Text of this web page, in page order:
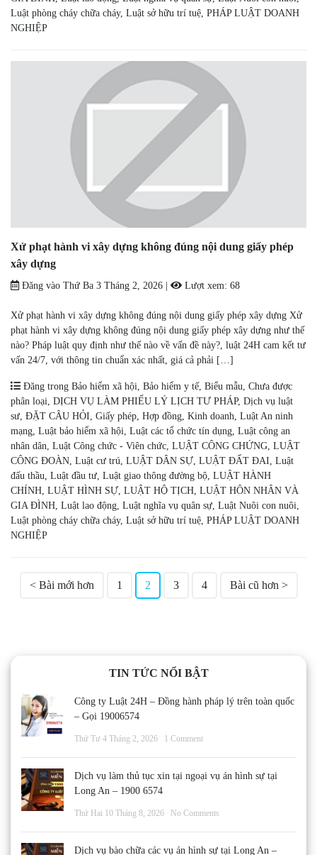
Luật phòng cháy chữa cháy, Luật sở hữu trí tuệ, PHÁP LUẬT DOANH
NGHIỆP
Xử phạt hành vi xây dựng không đúng nội dung giấy phép
xây dựng
Đăng vào Thứ Ba 3 Tháng 2, 2026 Lượt xem: 68
Xử phạt hành vi xây dựng không đúng nội dung giấy phép xây dựng Xử
phạt hành vi xây dựng không đúng nội dung giấy phép xây dựng như thế
nào? Pháp luật quy định như thế nào về vấn đề này?, luật 24H cam kết tư
vấn 24/7, với thông tin chuẩn xác nhất, giá cả phải […]
Đăng trong Bảo hiểm xã hội, Bảo hiểm y tế, Biểu mẫu, Chưa được
phân loại, DỊCH VỤ LÀM PHIẾU LÝ LỊCH TƯ PHÁP, Dịch vụ luật
sư, ĐẶT CÂU HỎI, Giấy phép, Hợp đồng, Kinh doanh, Luật An ninh
mạng, Luật bảo hiểm xã hội, Luật các tổ chức tín dụng, Luật công an
nhân dân, Luật Công chức - Viên chức, LUẬT CÔNG CHỨNG, LUẬT
CÔNG ĐOÀN, Luật cư trú, LUẬT DÂN SỰ, LUẬT ĐẤT ĐAI, Luật
đấu thầu, Luật đầu tư, Luật giao thông đường bộ, LUẬT HÀNH
CHÍNH, LUẬT HÌNH SỰ, LUẬT HỘ TỊCH, LUẬT HÔN NHÂN VÀ
GIA ĐÌNH, Luật lao động, Luật nghĩa vụ quân sự, Luật Nuôi con nuôi,
Luật phòng cháy chữa cháy, Luật sở hữu trí tuệ, PHÁP LUẬT DOANH
NGHIỆP
Phân
viết
< Bài mới hơn 1 2 3 4 Bài cũ hơn >
TIN TỨC NỔI BẬT
Công ty Luật 24H – Đồng hành pháp lý trên toàn quốc
– Gọi 19006574
Thứ Tư 4 Tháng 2, 2026 1 Comment
Dịch vụ làm thủ tục xin tại ngoại vụ án hình sự tại
Long An – 1900 6574
Thứ Hai 10 Tháng 8, 2026 No Comments
Dịch vụ bào chữa các vụ án hình sự tại Long An –